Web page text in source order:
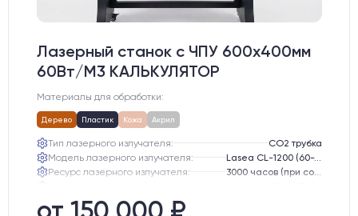
Лазерный станок c ЧПУ 600х400мм
60Вт/М3 КАЛЬКУЛЯТОР
Материалы для обработки:
Дерево Пластик Кожа Акрил
Тип лазерного излучателя:
СО2 трубка
Модель лазерного излучателя:
Lasea CL-1200 (60-75 Вт)
Ресурс лазерного излучателя:
3000 часов (при соблюдении условий эксплуатации)
Зеркала: